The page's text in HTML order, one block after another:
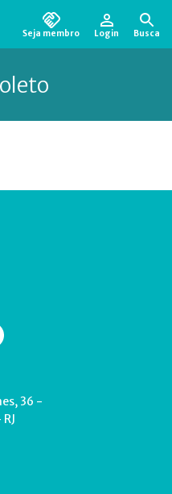
Seja membro Login Busca
36 -